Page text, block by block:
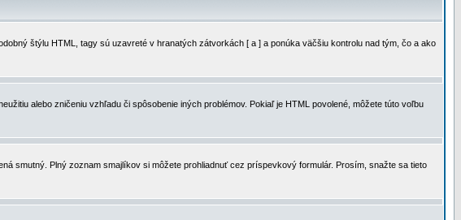
štýlu HTML, tagy sú uzavreté v hranatých zátvorkách [ a ] a ponúka väčšiu kontrolu nad tým, čo a ako
alebo zničeniu vzhľadu či spôsobenie iných problémov. Pokiaľ je HTML povolené, môžete túto voľbu
smutný. Plný zoznam smajlíkov si môžete prohliadnuť cez príspevkový formulár. Prosím, snažte sa tieto